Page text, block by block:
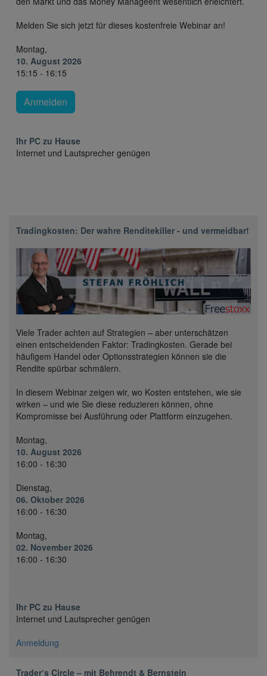
Melden Sie sich jetzt für dieses kostenfreie Webinar an!
Montag,
10. August 2026
15:15 - 16:15
Anmelden
Ihr PC zu Hause
Internet und Lautsprecher genügen
Tradingkosten: Der wahre Renditekiller - und vermeidbar!
Viele Trader achten auf Strategien – aber unterschätzen
einen entscheidenden Faktor: Tradingkosten. Gerade bei
häufigem Handel oder Optionsstrategien können sie die
Rendite spürbar schmälern.
In diesem Webinar zeigen wir, wo Kosten entstehen, wie sie
wirken – und wie Sie diese reduzieren können, ohne
Kompromisse bei Ausführung oder Plattform einzugehen.
Montag,
10. August 2026
16:00 - 16:30
Dienstag,
06. Oktober 2026
16:00 - 16:30
Montag,
02. November 2026
16:00 - 16:30
Ihr PC zu Hause
Internet und Lautsprecher genügen
Anmeldung
Trader‘s Circle – mit Behrendt & Bernstein